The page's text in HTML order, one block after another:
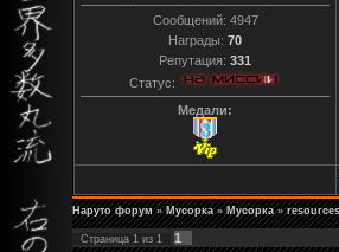
Сообщений: 4947
Награды: 70
Репутация: 331
Статус:
Медали:
Наруто форум » Мусорка » Мусорка »
Страница 1 из 1 1